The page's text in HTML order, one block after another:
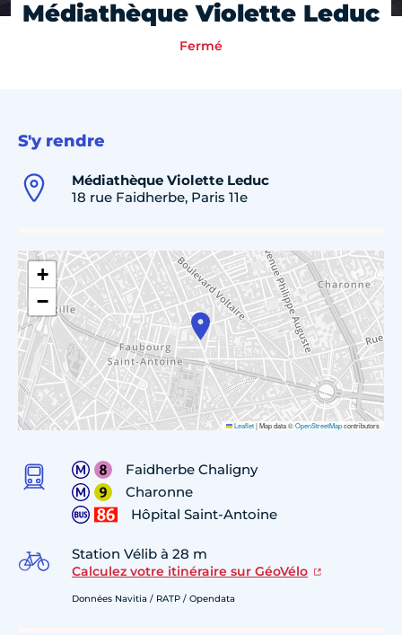
Médiathèque Violette Leduc
Fermé
S'y rendre
Médiathèque Violette Leduc
18 rue Faidherbe, Paris 11e
+
−
Leaflet|Map data ©OpenStreetMapcontributors
Faidherbe Chaligny
Charonne
Hôpital Saint-Antoine
Station Vélib à 28 m
Calculez votre itinéraire sur GéoVélo
Données Navitia / RATP / Opendata